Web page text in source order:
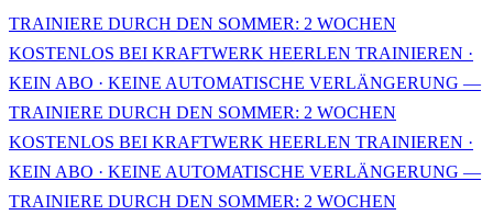
TRAINIERE DURCH DEN SOMMER: 2 WOCHEN
KOSTENLOS BEI KRAFTWERK HEERLEN TRAINIEREN ·
KEIN ABO · KEINE AUTOMATISCHE VERLÄNGERUNG —
TRAINIERE DURCH DEN SOMMER: 2 WOCHEN
KOSTENLOS BEI KRAFTWERK HEERLEN TRAINIEREN ·
KEIN ABO · KEINE AUTOMATISCHE VERLÄNGERUNG —
TRAINIERE DURCH DEN SOMMER: 2 WOCHEN